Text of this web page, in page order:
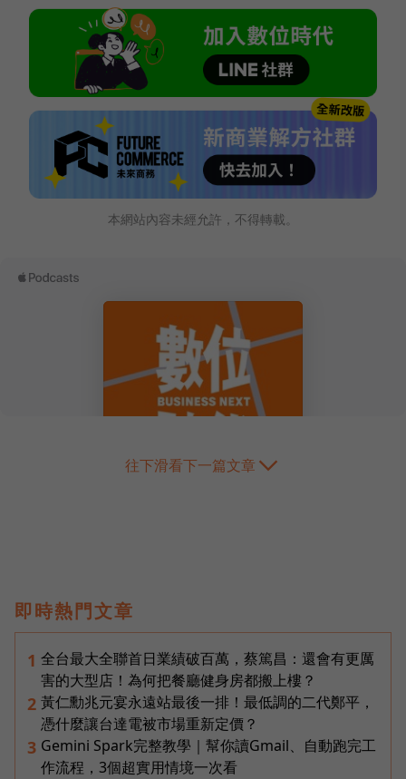
本網站內容未經允許，不得轉載。
往下滑看下一篇文章
即時熱門文章
1 全台最大全聯首日業績破百萬，蔡篤昌：還會有更厲
害的大型店！為何把餐廳健身房都搬上樓？
2 黃仁勳兆元宴永遠站最後一排！最低調的二代鄭平，
憑什麼讓台達電被市場重新定價？
3 Gemini Spark完整教學｜幫你讀Gmail、自動跑完工
作流程，3個超實用情境一次看